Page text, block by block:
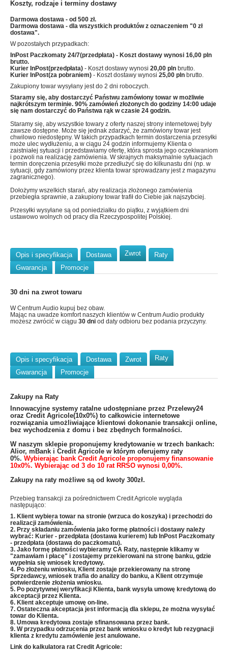
Koszty, rodzaje i terminy dostawy
Darmowa dostawa - od 500 zł.
Darmowa dostawa - dla wszystkich produktów z oznaczeniem "0 zł
dostawa".
W pozostałych przypadkach:
InPost Paczkomaty 24/7(przedpłata) - Koszt dostawy wynosi 16,00 pln
brutto.
Kurier InPost(przedpłata) - Koszt dostawy wynosi 20,00 pln brutto.
Kurier InPost(za pobraniem) - Koszt dostawy wynosi 25,00 pln brutto.
Zakupiony towar wysyłany jest do 2 dni roboczych.
Staramy się, aby dostarczyć Państwu zamówiony towar w możliwie
najkrótszym terminie. 90% zamówień złożonych do godziny 14:00 udaje
się nam dostarczyć do Państwa rąk w czasie 24 godzin.
Staramy się, aby wszystkie towary z oferty naszej strony internetowej były
zawsze dostępne. Może się jednak zdarzyć, że zamówiony towar jest
chwilowo niedostępny. W takich przypadkach termin dostarczenia przesyłki
może ulec wydłużeniu, a w ciągu 24 godzin informujemy Klienta o
zaistniałej sytuacji i przedstawiamy ofertę, która sprosta jego oczekiwaniom
i pozwoli na realizację zamówienia. W skrajnych maksymalnie sytuacjach
termin doręczenia przesyłki może przedłużyć się do kilkunastu dni (np. w
sytuacji, gdy zamówiony przez klienta towar sprowadzany jest z magazynu
zagranicznego).
Dołożymy wszelkich starań, aby realizacja złożonego zamówienia
przebiegła sprawnie, a zakupiony towar trafił do Ciebie jak najszybciej.
Przesyłki wysyłane są od poniedziałku do piątku, z wyjątkiem dni
ustawowo wolnych od pracy dla Rzeczypospolitej Polskiej.
Opis i specyfikacja Dostawa Zwrot
Raty
Gwarancja
Promocje
30 dni na zwrot towaru
W Centrum Audio kupuj bez obaw.
Mając na uwadze komfort naszych klientów w Centrum Audio produkty
możesz zwrócić w ciągu 30 dni od daty odbioru bez podania przyczyny.
Opis i specyfikacja Dostawa Zwrot
Raty
Gwarancja
Promocje
Zakupy na Raty
​Innowacyjne systemy ratalne udostępniane przez Przelewy24
oraz Credit Agricole(10x0%) to całkowicie internetowe
rozwiązania umożliwiające klientowi dokonanie transakcji online,
bez wychodzenia z domu i bez zbędnych formalności.
W naszym sklepie proponujemy kredytowanie w trzech bankach:
Alior, mBank i Credit Agricole w którym oferujemy raty
0%. Wybierając bank Credit Agricole proponujemy finansowanie
10x0%. Wybierając od 3 do 10 rat RRSO wynosi 0,00%.
Zakupy na raty możliwe są od kwoty 300zł.
Przebieg transakcji za pośrednictwem Credit Agricole wygląda
następująco:
1. Klient wybiera towar na stronie (wrzuca do koszyka) i przechodzi do
realizacji zamówienia.
2. Przy składaniu zamówienia jako formę płatności i dostawy należy
wybrać: Kurier - przedpłata (dostawa kurierem) lub InPost Paczkomaty
- przedpłata (dostawa do paczkomatu).
3. Jako formę płatności wybieramy CA Raty, następnie klikamy w
"zamawiam i płacę" i zostajemy przekierowani na stronę banku, gdzie
wypełnia się wniosek kredytowy.
4. Po złożeniu wniosku, Klient zostaje przekierowany na stronę
Sprzedawcy, wniosek trafia do analizy do banku, a Klient otrzymuje
potwierdzenie złożenia wniosku.
5. Po pozytywnej weryfikacji Klienta, bank wysyła umowę kredytową do
akceptacji przez Klienta.
6. Klient akceptuje umowę on-line.
7. Ostateczna akceptacja jest informacją dla sklepu, że można wysyłać
towar do Klienta.
8. Umowa kredytowa zostaje sfinansowana przez bank.
9. W przypadku odrzucenia przez bank wniosku o kredyt lub rezygnacji
klienta z kredytu zamówienie jest anulowane.
Link do kalkulatora rat Credit Agricole: